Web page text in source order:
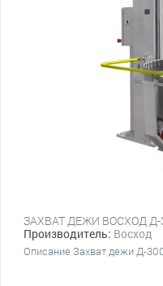
ЗАХВАТ ДЕЖИ ВОСХОД Д-
Производитель: Восход
Описание Захват дежи Д-